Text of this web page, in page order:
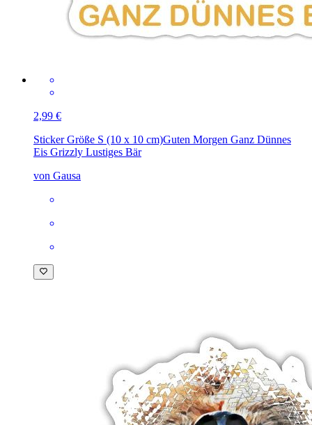
2,99 €
Sticker Größe S (10 x 10 cm)Guten Morgen Ganz Dünnes
Eis Grizzly Lustiges Bär
von Gausa